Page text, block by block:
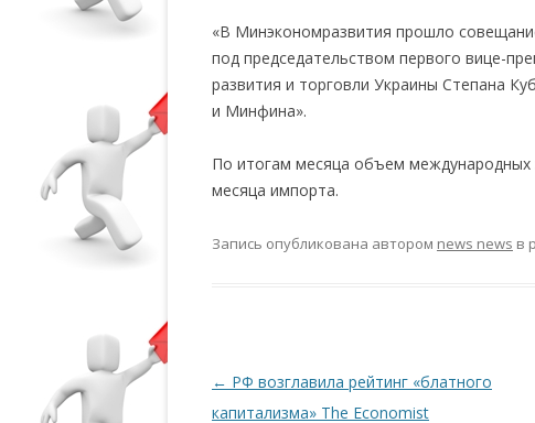
«В Минэкономразвития прошло
под председательством первого вице-
развития и торговли Украины Степана
и Минфина».
По итогам месяца объем международных
месяца импорта.
Запись опубликована автором news news в
Навигация по записям
← РФ возглавила рейтинг «блатного
капитализма» The Economist